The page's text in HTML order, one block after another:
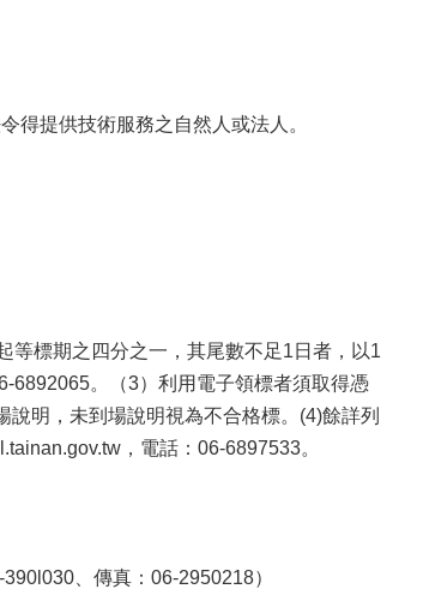
得提供技術服務之自然人或法人。
等標期之四分之一，其尾數不足1日者，以1
6892065。（3）利用電子領標者須取得憑
明，未到場說明視為不合格標。(4)餘詳列
，電話：06-6897533。
、傳真：06-2950218）